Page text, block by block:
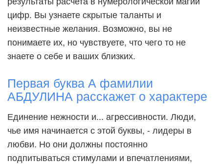
цифр. Вы узнаете скрытые таланты и
неизвестные желания. Возможно, вы не
понимаете их, но чувствуете, что чего то не
знаете о себе и ваших близких.
Первая буква А фамилии
АБДУЛИНА расскажет о характере
Единение нежности и... агрессивности. Люди,
чье имя начинается с этой буквы, - лидеры в
любви. Но они должны постоянно
подпитываться стимулами и впечатлениями,